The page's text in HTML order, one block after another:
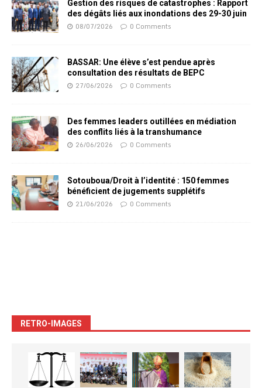
Gestion des risques de catastrophes : Rapport
des dégâts liés aux inondations des 29-30 juin
08/07/2026 0 Comments
BASSAR: Une élève s’est pendue après
consultation des résultats de BEPC
27/06/2026 0 Comments
Des femmes leaders outillées en médiation
des conflits liés à la transhumance
26/06/2026 0 Comments
Sotouboua/Droit à l’identité : 150 femmes
bénéficient de jugements supplétifs
21/06/2026 0 Comments
RETRO-IMAGES